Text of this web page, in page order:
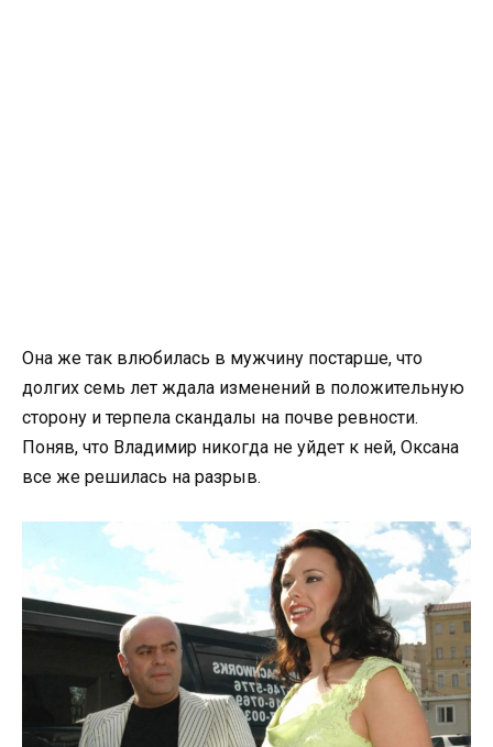
Она же так влюбилась в мужчину постарше, что
долгих семь лет ждала изменений в положительную
сторону и терпела скандалы на почве ревности.
Поняв, что Владимир никогда не уйдет к ней, Оксана
все же решилась на разрыв.